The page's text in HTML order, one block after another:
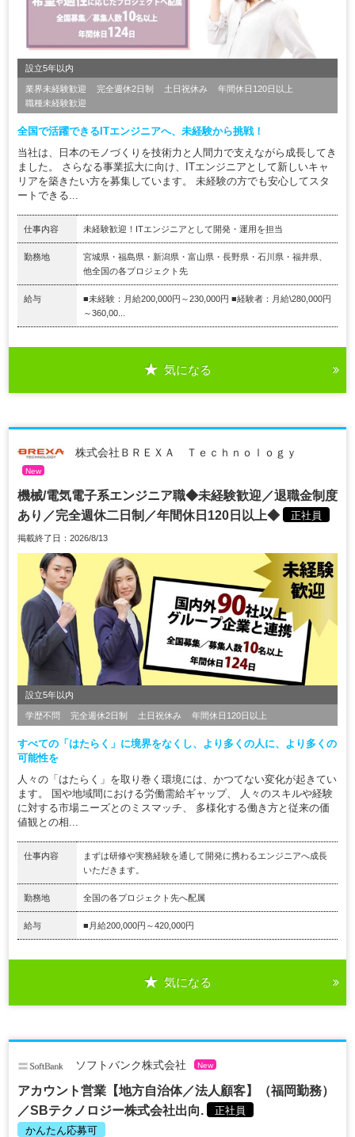
設立5年以内
業界未経験歓迎 完全週休2日制 土日祝休み
年間休日120日以上
職種未経験歓迎
全国で活躍できるITエンジニアへ、未経験から挑戦！
当社は、日本のモノづくりを技術力と人間力で支えながら成長してき
ました。 さらなる事業拡大に向け、ITエンジニアとして新しいキャ
リアを築きたい方を募集しています。 未経験の方でも安心してスタ
ートできる...
仕事内容 未経験歓迎！ITエンジニアとして開発・運用を担当
勤務地
宮城県・福島県・新潟県・富山県・長野県・石川県・福井県、
他全国の各プロジェクト先
給与
■未経験：月給200,000円～230,000円 ■経験者：月給\280,000円
～360,00...
気になる
株式会社ＢＲＥＸＡ Ｔｅｃｈｎｏｌｏｇｙ
New
機械/電気電子系エンジニア職◆未経験歓迎／退職金制度
あり／完全週休二日制／年間休日120日以上◆
正社員
掲載終了日：2026/8/13
設立5年以内
学歴不問 完全週休2日制 土日祝休み 年間休日120日以上
すべての「はたらく」に境界をなくし、より多くの人に、より多くの
可能性を
人々の「はたらく」を取り巻く環境には、かつてない変化が起きてい
ます。 国や地域間における労働需給ギャップ、 人々のスキルや経験
に対する市場ニーズとのミスマッチ、 多様化する働き方と従来の価
値観との相...
仕事内容
まずは研修や実務経験を通して開発に携わるエンジニアへ成長
いただきます。
勤務地 全国の各プロジェクト先へ配属
給与 ■月給200,000円～420,000円
気になる
ソフトバンク株式会社 New
アカウント営業【地方自治体／法人顧客】（福岡勤務）
／SBテクノロジー株式会社出向.
正社員
かんたん応募可